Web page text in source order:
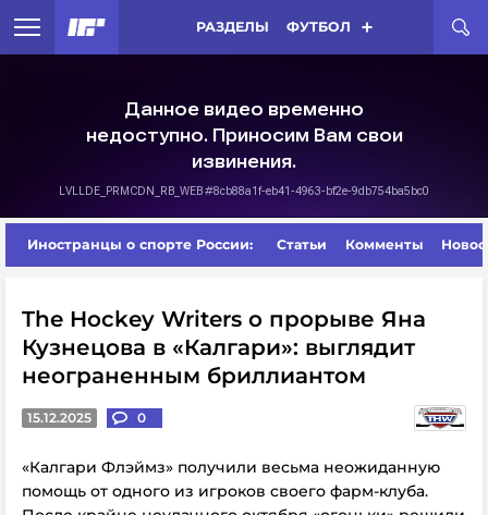
РАЗДЕЛЫ ФУТБОЛ
Иностранцы о спорте России: Статьи Комменты
The Hockey Writers о прорыве Яна
Кузнецова в «Калгари»: выглядит
неограненным бриллиантом
15.12.2025 0
«Калгари Флэймз» получили весьма неожиданную
помощь от одного из игроков своего фарм-клуба.